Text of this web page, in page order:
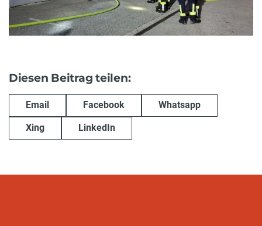
Diesen Beitrag teilen:
Email Facebook Whatsapp
Xing LinkedIn